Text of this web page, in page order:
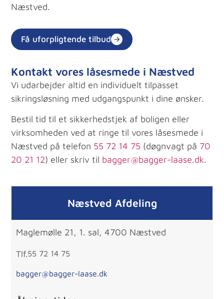
Næstved.
Få uforpligtende tilbud
Kontakt vores låsesmede i Næstved
Vi udarbejder altid en individuelt tilpasset
sikringsløsning med udgangspunkt i dine ønsker.
Bestil tid til et sikkerhedstjek af boligen eller
virksomheden ved at ringe til vores låsesmede i
Næstved på telefon 55 72 14 75 (døgnvagt på 70
20 21 12) eller skriv til bagger@bagger-laase.dk.
Næstved Afdeling
Maglemølle 21, 1. sal, 4700 Næstved
Tlf.55 72 14 75
bagger@bagger-laase.dk